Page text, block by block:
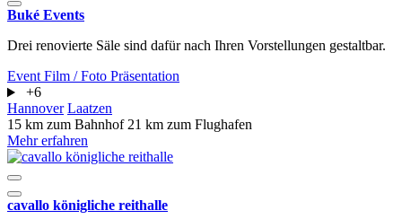
Buké Events
Drei renovierte Säle sind dafür nach Ihren Vorstellungen gestaltbar.
Event Film / Foto Präsentation
+6
Hannover Laatzen
15 km zum Bahnhof 21 km zum Flughafen
Mehr erfahren
cavallo königliche reithalle